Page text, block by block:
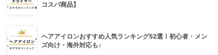
コスパ商品】
ヘアアイロンおすすめ人気ランキング52選！初心者・メン
ズ向け・海外対応も♪